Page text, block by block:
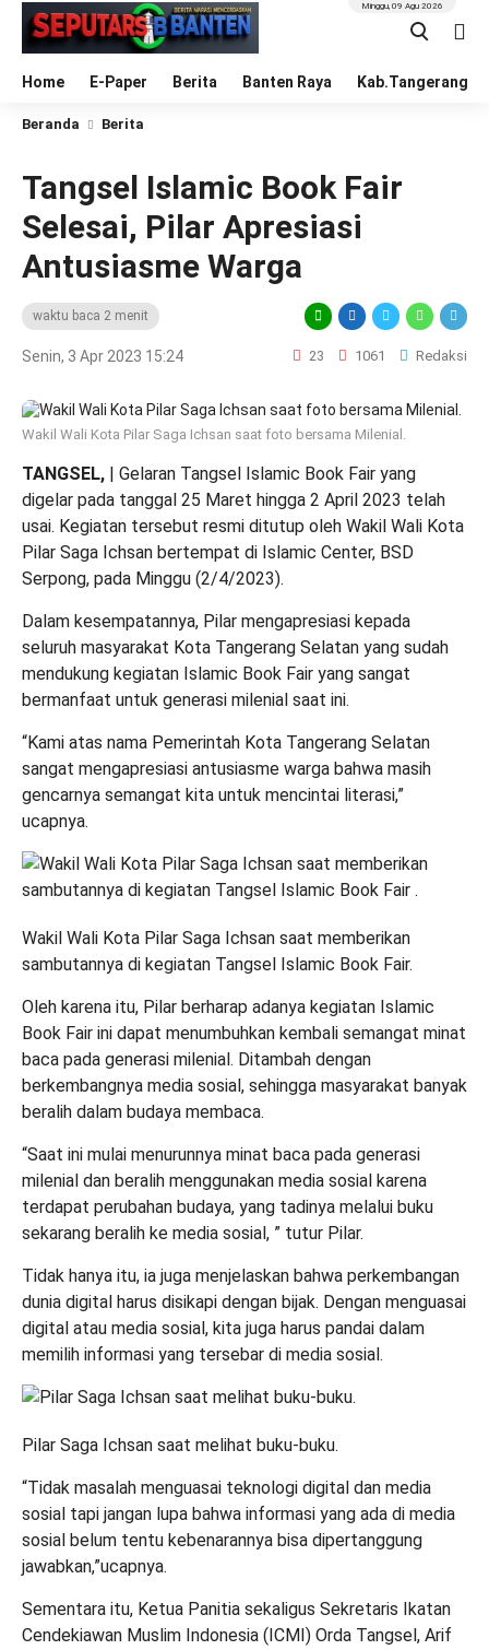
Home E-Paper Berita Banten Raya Kab.Tangerang
Minggu, 09 Agu 2026
Beranda Berita
Tangsel Islamic Book Fair
Selesai, Pilar Apresiasi
Antusiasme Warga
waktu baca 2 menit
Senin, 3 Apr 2023 15:24 23 1061 Redaksi
Wakil Wali Kota Pilar Saga Ichsan saat foto bersama Milenial.
TANGSEL, | Gelaran Tangsel Islamic Book Fair yang
digelar pada tanggal 25 Maret hingga 2 April 2023 telah
usai. Kegiatan tersebut resmi ditutup oleh Wakil Wali Kota
Pilar Saga Ichsan bertempat di Islamic Center, BSD
Serpong, pada Minggu (2/4/2023).
Dalam kesempatannya, Pilar mengapresiasi kepada
seluruh masyarakat Kota Tangerang Selatan yang sudah
mendukung kegiatan Islamic Book Fair yang sangat
bermanfaat untuk generasi milenial saat ini.
“Kami atas nama Pemerintah Kota Tangerang Selatan
sangat mengapresiasi antusiasme warga bahwa masih
gencarnya semangat kita untuk mencintai literasi,”
ucapnya.
Wakil Wali Kota Pilar Saga Ichsan saat memberikan
sambutannya di kegiatan Tangsel Islamic Book Fair.
Oleh karena itu, Pilar berharap adanya kegiatan Islamic
Book Fair ini dapat menumbuhkan kembali semangat minat
baca pada generasi milenial. Ditambah dengan
berkembangnya media sosial, sehingga masyarakat banyak
beralih dalam budaya membaca.
“Saat ini mulai menurunnya minat baca pada generasi
milenial dan beralih menggunakan media sosial karena
terdapat perubahan budaya, yang tadinya melalui buku
sekarang beralih ke media sosial, ” tutur Pilar.
Tidak hanya itu, ia juga menjelaskan bahwa perkembangan
dunia digital harus disikapi dengan bijak. Dengan menguasai
digital atau media sosial, kita juga harus pandai dalam
memilih informasi yang tersebar di media sosial.
Pilar Saga Ichsan saat melihat buku-buku.
“Tidak masalah menguasai teknologi digital dan media
sosial tapi jangan lupa bahwa informasi yang ada di media
sosial belum tentu kebenarannya bisa dipertanggung
jawabkan,”ucapnya.
Sementara itu, Ketua Panitia sekaligus Sekretaris Ikatan
Cendekiawan Muslim Indonesia (ICMI) Orda Tangsel, Arif